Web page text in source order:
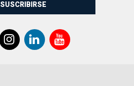
SUSCRIBIRSE